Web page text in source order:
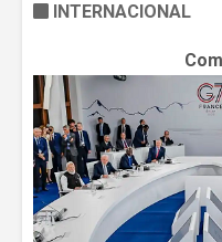
INTERNACIONAL